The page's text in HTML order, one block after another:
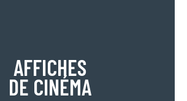
AFFICHES
DE CINÉMA